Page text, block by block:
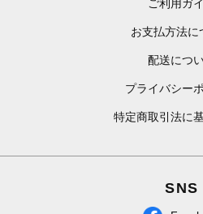
ご利用ガ
お支払方法に
配送につ
プライバシー
特定商取引法に
SNS